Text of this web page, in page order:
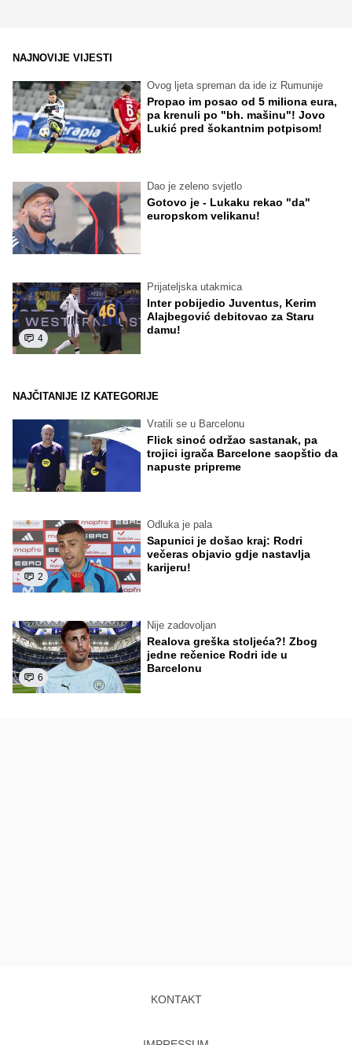
NAJNOVIJE VIJESTI
Ovog ljeta spreman da ide iz Rumunije
Propao im posao od 5 miliona eura,
pa krenuli po "bh. mašinu"! Jovo
Lukić pred šokantnim potpisom!
Dao je zeleno svjetlo
Gotovo je - Lukaku rekao "da"
europskom velikanu!
4
Prijateljska utakmica
Inter pobijedio Juventus, Kerim
Alajbegović debitovao za Staru
damu!
NAJČITANIJE IZ KATEGORIJE
Vratili se u Barcelonu
Flick sinoć održao sastanak, pa
trojici igrača Barcelone saopštio da
napuste pripreme
2
Odluka je pala
Sapunici je došao kraj: Rodri
večeras objavio gdje nastavlja
karijeru!
6
Nije zadovoljan
Realova greška stoljeća?! Zbog
jedne rečenice Rodri ide u
Barcelonu
KONTAKT